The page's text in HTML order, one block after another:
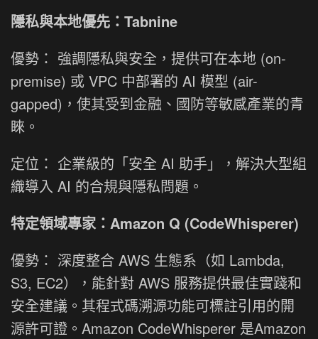
隱私與本地優先：Tabnine
優勢： 強調隱私與安全，提供可在本地 (on-
premise) 或 VPC 中部署的 AI 模型 (air-
gapped)，使其受到金融、國防等敏感產業的青
睞。
定位： 企業級的「安全 AI 助手」，解決大型組
織導入 AI 的合規與隱私問題。
特定領域專家：Amazon Q (CodeWhisperer)
優勢： 深度整合 AWS 生態系（如 Lambda,
S3, EC2），能針對 AWS 服務提供最佳實踐和
安全建議。其程式碼溯源功能可標註引用的開
源許可證。Amazon CodeWhisperer 是Amazon